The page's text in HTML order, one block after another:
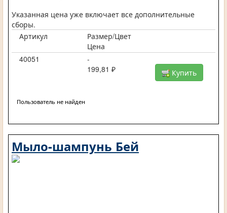
Указанная цена уже включает все дополнительные
сборы.
Артикул
Размер/Цвет
Цена
40051
-
199,81 ₽
Купить
Пользователь не найден
Мыло-шампунь Бей